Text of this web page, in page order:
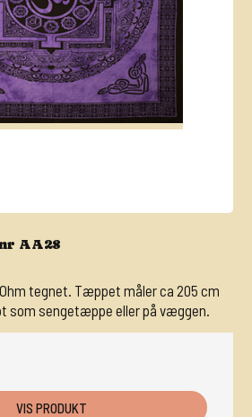
AA28
tegnet. Tæppet måler ca 205 cm
som sengetæppe eller på væggen.
VIS PRODUKT